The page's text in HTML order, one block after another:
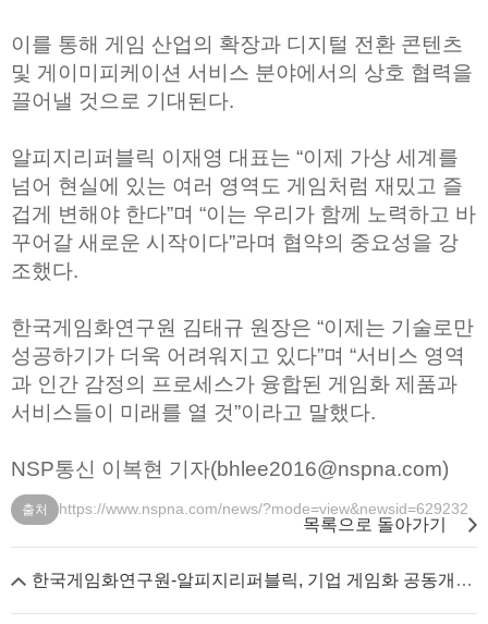
이를 통해 게임 산업의 확장과 디지털 전환 콘텐츠
및 게이미피케이션 서비스 분야에서의 상호 협력을
끌어낼 것으로 기대된다.
알피지리퍼블릭 이재영 대표는 “이제 가상 세계를
넘어 현실에 있는 여러 영역도 게임처럼 재밌고 즐
겁게 변해야 한다”며 “이는 우리가 함께 노력하고 바
꾸어갈 새로운 시작이다”라며 협약의 중요성을 강
조했다.
한국게임화연구원 김태규 원장은 “이제는 기술로만
성공하기가 더욱 어려워지고 있다”며 “서비스 영역
과 인간 감정의 프로세스가 융합된 게임화 제품과
서비스들이 미래를 열 것”이라고 말했다.
NSP통신 이복현 기자(bhlee2016@nspna.com)
출처 https://www.nspna.com/news/?mode=view&newsid=629232
한국게임화연구원-알피지리퍼블릭, 기업 게임화 공동개발 추진
목록으로 돌아가기